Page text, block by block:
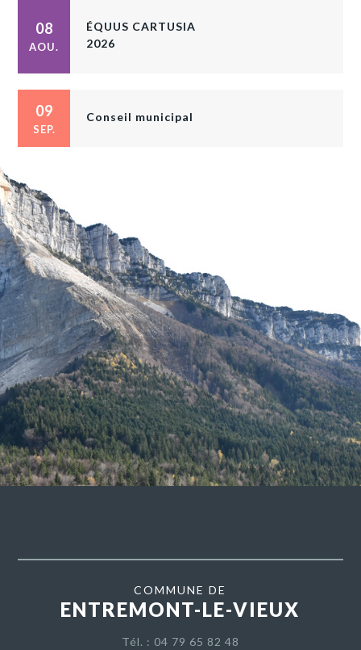
08
AOU.
ÉQUUS CARTUSIA
2026
09
SEP.
Conseil municipal
COMMUNE DE
ENTREMONT-LE-VIEUX
Tél. : 04 79 65 82 48